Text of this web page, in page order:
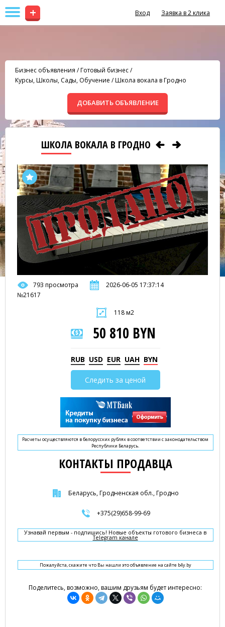
+ Вход Заявка в 2 клика
Бизнес объявления /Готовый бизнес/
Курсы, Школы, Сады, Обучение /Школа вокала в Гродно
ДОБАВИТЬ ОБЪЯВЛЕНИЕ
ШКОЛА ВОКАЛА В ГРОДНО
793 просмотра
2026-06-05 17:37:14
№21617
118 м2
50 810 BYN
RUB USD EUR UAH BYN
Следить за ценой
Расчеты осуществляются в белорусских рублях в соответствии с законодательством
Республики Беларусь.
КОНТАКТЫ ПРОДАВЦА
Беларусь, Гродненская обл., Гродно
+375(29)658-99-69
Узнавай первым - подпишись! Новые объекты готового бизнеса в
Telegram канале
Пожалуйста, скажите что Вы нашли это объявление на сайте b4y.by
Поделитесь, возможно, вашим друзьям будет интересно: